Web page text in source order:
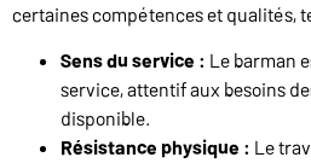
certaines compétences et qualités,
Sens du service : Le barman
service, attentif aux besoins
disponible.
Résistance physique : Le